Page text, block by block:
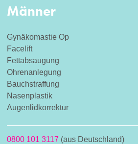
Männer
Gynäkomastie Op
Facelift
Fettabsaugung
Ohrenanlegung
Bauchstraffung
Nasenplastik
Augenlidkorrektur
0800 101 3117 (aus Deutschland)